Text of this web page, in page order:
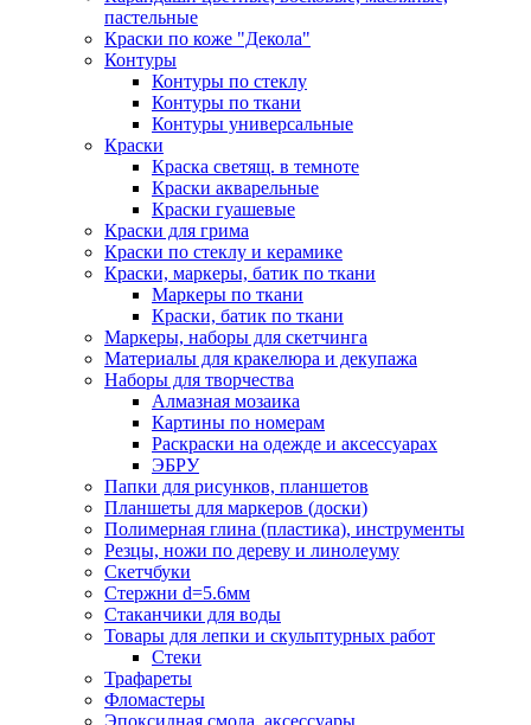
пастельные
Краски по коже "Декола"
Контуры
Контуры по стеклу
Контуры по ткани
Контуры универсальные
Краски
Краска светящ. в темноте
Краски акварельные
Краски гуашевые
Краски для грима
Краски по стеклу и керамике
Краски, маркеры, батик по ткани
Маркеры по ткани
Краски, батик по ткани
Маркеры, наборы для скетчинга
Материалы для кракелюра и декупажа
Наборы для творчества
Алмазная мозаика
Картины по номерам
Раскраски на одежде и аксессуарах
ЭБРУ
Папки для рисунков, планшетов
Планшеты для маркеров (доски)
Полимерная глина (пластика), инструменты
Резцы, ножи по дереву и линолеуму
Скетчбуки
Стержни d=5.6мм
Стаканчики для воды
Товары для лепки и скульптурных работ
Стеки
Трафареты
Фломастеры
Эпоксидная смола, аксессуары